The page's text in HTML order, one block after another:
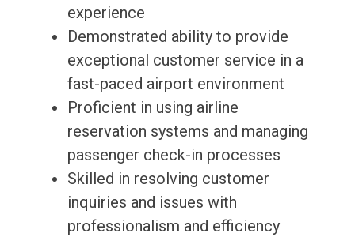
experience
Demonstrated ability to provide
exceptional customer service in a
fast-paced airport environment
Proficient in using airline
reservation systems and managing
passenger check-in processes
Skilled in resolving customer
inquiries and issues with
professionalism and efficiency